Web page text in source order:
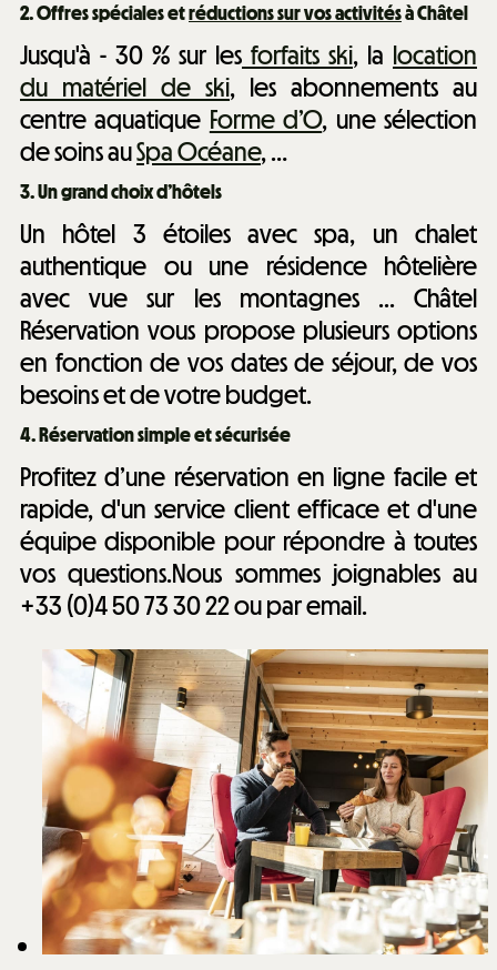
2.Offres spéciales etréductions sur vos activitésà Châtel
Jusqu'à - 30 % sur les forfaits ski, la location
du matériel de ski, les abonnements au
centre aquatique Forme d’O, une sélection
de soins auSpa Océane, …
3.Un grand choix d’hôtels
Un hôtel 3 étoiles avec spa, un chalet
authentique ou une résidence hôtelière
avec vue sur les montagnes ... Châtel
Réservation vous propose plusieurs options
en fonction de vos dates de séjour, de vos
besoins et de votre budget.
4.Réservation simple et sécurisée
Profitez d’une réservation en ligne facile et
rapide, d'un service client efficace et d'une
équipe disponible pour répondre à toutes
vos questions.Nous sommes joignables au
+33 (0)4 50 73 30 22 ou par email.